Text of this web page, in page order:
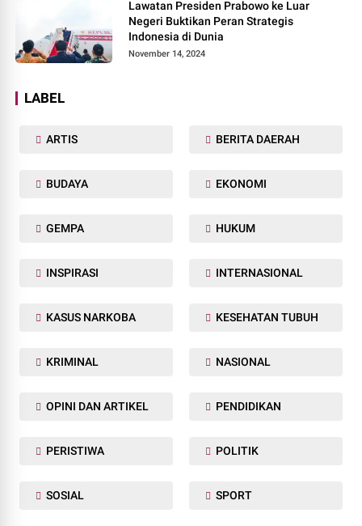
Lawatan Presiden Prabowo ke Luar
Negeri Buktikan Peran Strategis
Indonesia di Dunia
November 14, 2024
LABEL
ARTIS BERITA DAERAH
BUDAYA EKONOMI
GEMPA HUKUM
INSPIRASI INTERNASIONAL
KASUS NARKOBA KESEHATAN TUBUH
KRIMINAL NASIONAL
OPINI DAN ARTIKEL PENDIDIKAN
PERISTIWA POLITIK
SOSIAL SPORT